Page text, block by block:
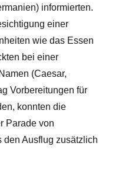
informierten.
einer
wie das Essen
bei einer
(Caesar,
Vorbereitungen für
konnten die
Parade von
den Ausflug zusätzlich